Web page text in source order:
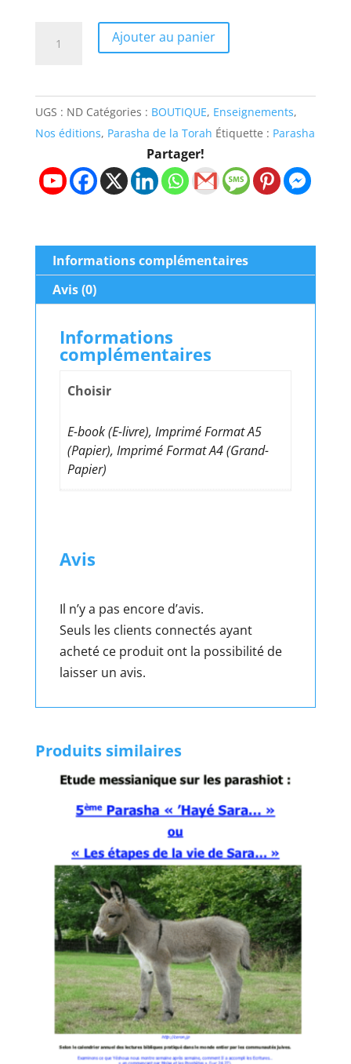
sur
la
Parasha
Tarziâ
Elle
aura
conçu
Ajouter au panier
UGS : ND Catégories : BOUTIQUE, Enseignements,
Nos éditions, Parasha de la Torah Étiquette : Parasha
Partager!
Informations complémentaires
Avis (0)
Informations
complémentaires
Choisir
E-book (E-livre), Imprimé Format A5
(Papier), Imprimé Format A4 (Grand-
Papier)
Avis
Il n’y a pas encore d’avis.
Seuls les clients connectés ayant
acheté ce produit ont la possibilité de
laisser un avis.
Produits similaires